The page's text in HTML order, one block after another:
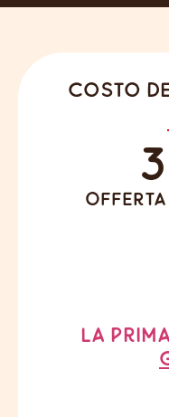
Costo
offerta
La